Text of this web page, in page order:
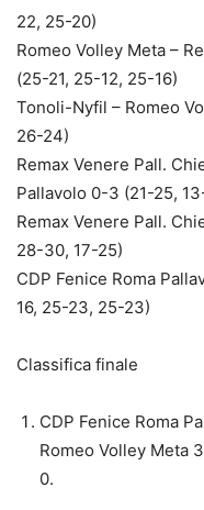
22, 25-20)
Romeo Volley Meta –
(25-21, 25-12, 25-16)
Tonoli-Nyfil – Romeo
26-24)
Remax Venere Pall.
Pallavolo 0-3 (21-25,
Remax Venere Pall.
28-30, 17-25)
CDP Fenice Roma
16, 25-23, 25-23)
Classifica finale
CDP Fenice Roma
Romeo Volley Meta
0.